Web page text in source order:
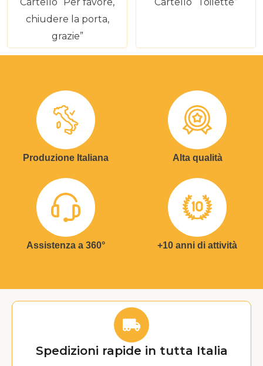
chiudere la porta,
grazie”
Produzione Italiana Alta qualità
Assistenza a 360° +10 anni di attività
Spedizioni rapide in tutta Italia